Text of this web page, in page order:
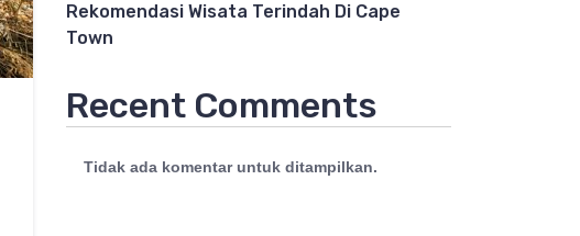
Rekomendasi Wisata Terindah Di Cape
Town
Recent Comments
Tidak ada komentar untuk ditampilkan.